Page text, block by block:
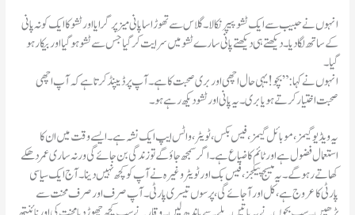
انہوں نے حبیب سے ایک ٹشو پیپر نکالا۔گلاس سے تھوڑا سا پانی میز پر گرایا اور ٹشو کا ایک کونہ پانی
کے ساتھ لگا دیا۔دیکھتے ہی دیکھتے پانی سارے ٹشو میں سرایت کر گیا جس سے ٹشو ہو گیا اور بیکار ہو
گیا۔
انہوں نے کہا:”بچو!یہی حال اچھی اور بری صحبت کا ہے۔آپ پر ڈیپنڈ کرتا ہے کہ آپ اچھی
صحبت اختیار کرتے ہو یا بری۔یہ پانی اور ٹشو دیکھ رہے ہو۔
یہ ویڈیو گیمز،موبائل گیمز،فیس بکس،ٹویٹر،واٹس ایپ ایک نشہ ہے۔ایسے وقت میں ان کا
استعمال فضول ہے اور ٹائم کا ضیاع ہے۔اگر سمجھ جاؤ گے تو زندگی بن جائے گی ورنہ ساری عمر دھکے
کھاتے رہو گے۔یہ میسج پیکجز،فیس بک اور ٹویٹر وغیرہ نے آپ کو کچھ نہیں دینا۔آج ایک سیاسی
پارٹی کا عروج ہے،کل اور آ جائے گی،پرسوں تیسری پارٹی۔آپ صرف اور صرف محنت سے